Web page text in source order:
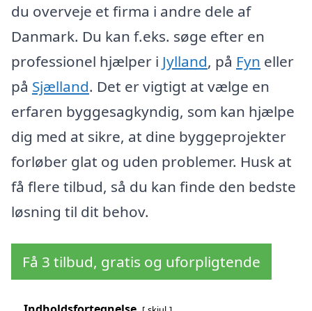
du overveje et firma i andre dele af
Danmark. Du kan f.eks. søge efter en
professionel hjælper i Jylland, på Fyn eller
på Sjælland. Det er vigtigt at vælge en
erfaren byggesagkyndig, som kan hjælpe
dig med at sikre, at dine byggeprojekter
forløber glat og uden problemer. Husk at
få flere tilbud, så du kan finde den bedste
løsning til dit behov.
Få 3 tilbud, gratis og uforpligtende